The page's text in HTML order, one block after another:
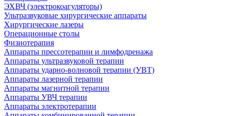
ЭХВЧ (электрокоагуляторы)
Ультразвуковые хирургические аппараты
Хирургические лазеры
Операционные столы
Физиотерапия
Аппараты прессотерапии и лимфодренажа
Аппараты ультразвуковой терапии
Аппараты ударно-волновой терапии (УВТ)
Аппараты лазерной терапии
Аппараты магнитной терапии
Аппараты УВЧ терапии
Аппараты электротерапии